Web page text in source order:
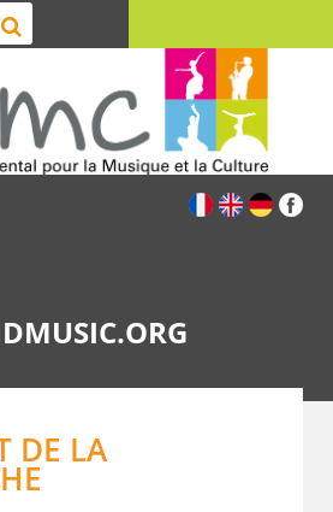
DE LA